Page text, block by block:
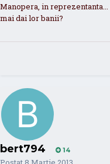
Manopera, in
mai dai lor banii?
bert794 14